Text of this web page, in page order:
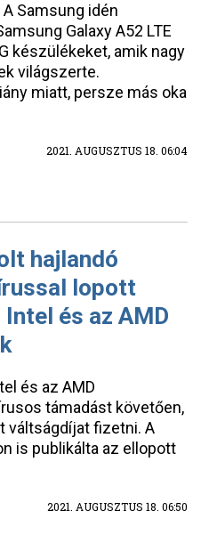
Samsung idén
Galaxy A52 LTE
készülékeket, amik nagy
világszerte.
miatt, persze más oka
2021. AUGUSZTUS 18. 06:04
hajlandó
lopott
és az AMD
és az AMD
támadást követően,
váltságdíjat fizetni. A
is publikálta az ellopott
2021. AUGUSZTUS 18. 06:50